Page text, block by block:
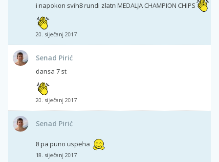
i napokon svih8 rundi zlatn MEDALJA CHAMPION CHIPS
20. siječanj 2017
Senad Pirić
dansa 7 st
20. siječanj 2017
Senad Pirić
8 pa puno uspeha
18. siječanj 2017